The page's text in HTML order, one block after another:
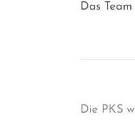
Das
Die PKS